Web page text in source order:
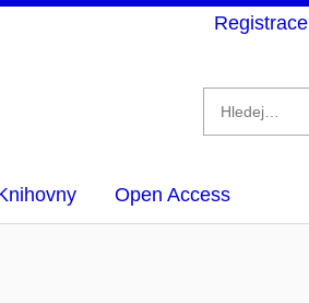
Open Access
Registrace